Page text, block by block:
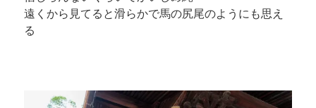
遠くから見てると滑らかで馬の尻尾のようにも思え
る